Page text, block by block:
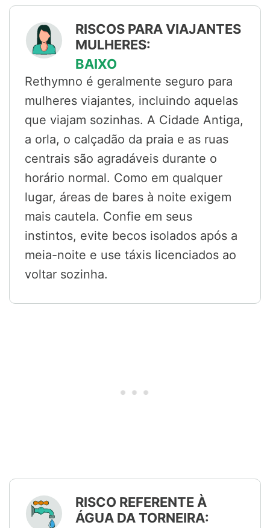
RISCOS PARA VIAJANTES
MULHERES:
BAIXO
Rethymno é geralmente seguro para
mulheres viajantes, incluindo aquelas
que viajam sozinhas. A Cidade Antiga,
a orla, o calçadão da praia e as ruas
centrais são agradáveis durante o
horário normal. Como em qualquer
lugar, áreas de bares à noite exigem
mais cautela. Confie em seus
instintos, evite becos isolados após a
meia-noite e use táxis licenciados ao
voltar sozinha.
RISCO REFERENTE À
ÁGUA DA TORNEIRA: